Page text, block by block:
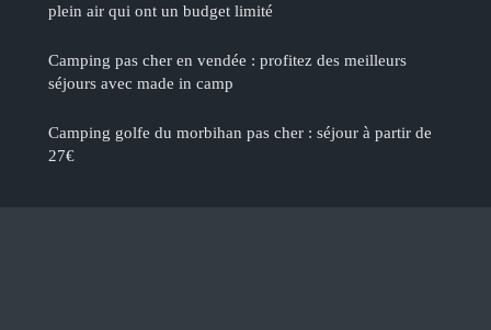
plein air qui ont un budget limité
Camping pas cher en vendée : profitez des meilleurs
séjours avec made in camp
Camping golfe du morbihan pas cher : séjour à partir de
27€